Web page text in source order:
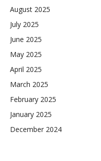
August 2025
July 2025
June 2025
May 2025
April 2025
March 2025
February 2025
January 2025
December 2024